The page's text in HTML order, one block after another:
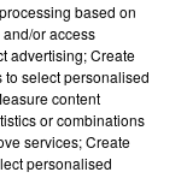
based on
or access
advertising; Create
select personalised
content
or combinations
services; Create
personalised